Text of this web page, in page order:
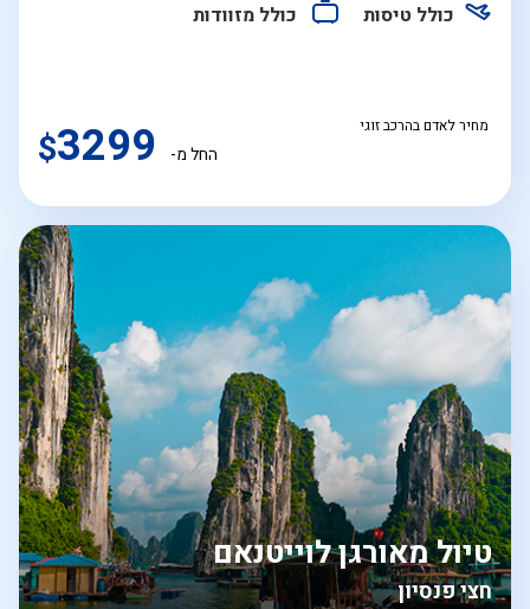
כולל טיסות
כולל מזוודות
מחיר לאדם בהרכב זוגי
החל מ- $3299
חצי פנסיון
טיול מאורגן לוייטנאם